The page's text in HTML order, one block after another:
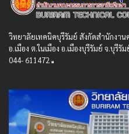
วิทยาลัยเทคนิคบุรีรัมย์ สังกัดสํานักงาน
อ.เมือง ต.ในเมือง อ.เมืองบุรีรัมย์ จ.บุรี
044- 611472